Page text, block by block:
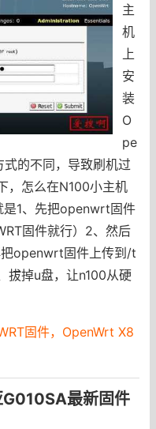
主
机
上
安
装
O
pe
的不同，导致刷机过
，怎么在N100小主机
是1、先把openwrt固件
固件就行）2、然后
openwrt固件上传到/t
拔掉u盘，让n100从硬
固件，OpenWrt X8
最新固件